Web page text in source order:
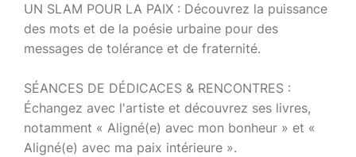
UN SLAM POUR LA PAIX : Découvrez la puissance
des mots et de la poésie urbaine pour des
messages de tolérance et de fraternité.
SÉANCES DE DÉDICACES & RENCONTRES :
Échangez avec l'artiste et découvrez ses livres,
notamment « Aligné(e) avec mon bonheur » et «
Aligné(e) avec ma paix intérieure ».